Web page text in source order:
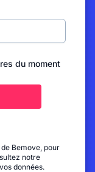
du moment
Bemove, pour
notre
données.